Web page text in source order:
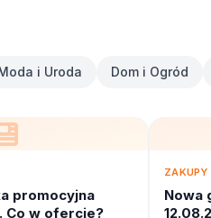
i Uroda Dom i Ogród
promocyjna
Co w ofercie?
ZAKUPY
Nowa